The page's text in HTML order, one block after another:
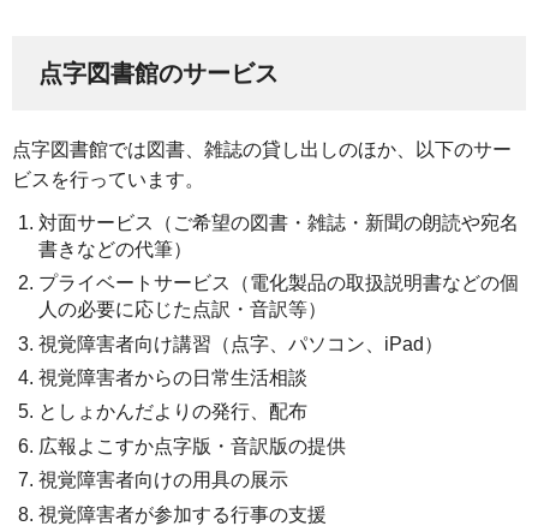
点字図書館のサービス
点字図書館では図書、雑誌の貸し出しのほか、以下のサー
ビスを行っています。
対面サービス（ご希望の図書・雑誌・新聞の朗読や宛名
書きなどの代筆）
プライベートサービス（電化製品の取扱説明書などの個
人の必要に応じた点訳・音訳等）
視覚障害者向け講習（点字、パソコン、iPad）
視覚障害者からの日常生活相談
としょかんだよりの発行、配布
広報よこすか点字版・音訳版の提供
視覚障害者向けの用具の展示
視覚障害者が参加する行事の支援